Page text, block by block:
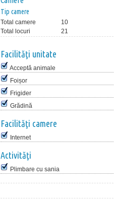
Tip camere
Total camere
10
Total locuri
21
Facilităţi unitate
Acceptă animale
Foișor
Frigider
Grădină
Facilităţi camere
Internet
Activităţi
Plimbare cu sania